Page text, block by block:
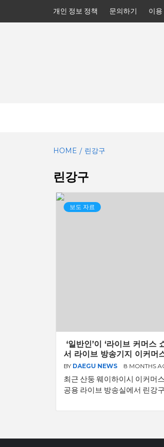
개인 정보 정책 문의하기 이
HOME 린강구
린강구
보도 자료
‘일반인’이 ‘라이브 커머
서 라이브 방송기지 이커머
BY DAEGU NEWS 8 MONTHS
최근 산둥 웨이하이시 이커머
공용 라이브 방송실에서 린강